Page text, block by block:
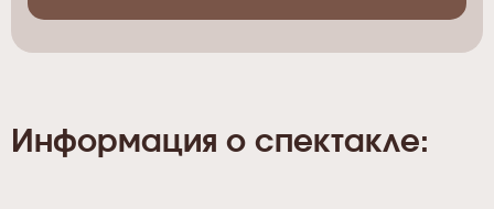
Информация о спектакле: